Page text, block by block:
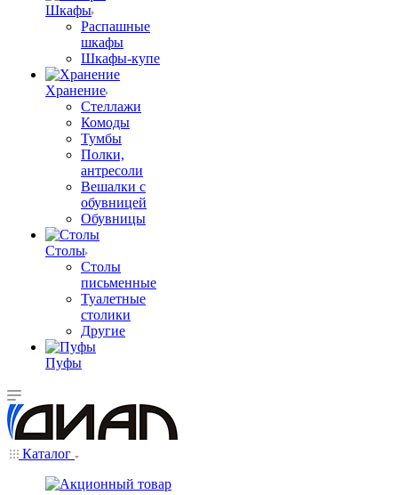
Шкафы
Распашные
шкафы
Шкафы-купе
Хранение
Стеллажи
Комоды
Тумбы
Полки,
антресоли
Вешалки с
обувницей
Обувницы
Столы
Столы
письменные
Туалетные
столики
Другие
Пуфы
Каталог